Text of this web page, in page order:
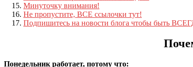
Минуточку внимания!
Не пропустите, ВСЕ ссылочки тут!
Подпишитесь на новости блога чтобы быть
Понедельник работает, потому что: